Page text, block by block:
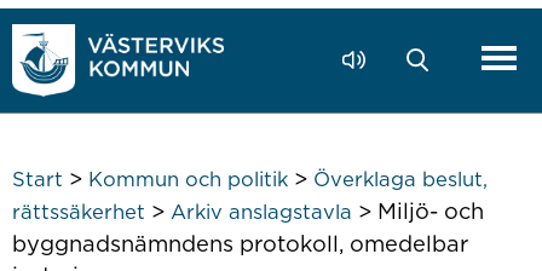
Start > Kommun och politik> Överklaga beslut,
rättssäkerhet > Arkiv anslagstavla > Miljö- och
byggnadsnämndens protokoll, omedelbar